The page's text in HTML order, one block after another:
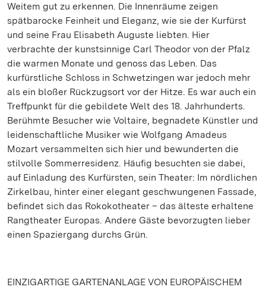
Weitem gut zu erkennen. Die Innenräume zeigen
spätbarocke Feinheit und Eleganz, wie sie der Kurfürst
und seine Frau Elisabeth Auguste liebten. Hier
verbrachte der kunstsinnige Carl Theodor von der Pfalz
die warmen Monate und genoss das Leben. Das
kurfürstliche Schloss in Schwetzingen war jedoch mehr
als ein bloßer Rückzugsort vor der Hitze. Es war auch ein
Treffpunkt für die gebildete Welt des 18. Jahrhunderts.
Berühmte Besucher wie Voltaire, begnadete Künstler und
leidenschaftliche Musiker wie Wolfgang Amadeus
Mozart versammelten sich hier und bewunderten die
stilvolle Sommerresidenz. Häufig besuchten sie dabei,
auf Einladung des Kurfürsten, sein Theater: Im nördlichen
Zirkelbau, hinter einer elegant geschwungenen Fassade,
befindet sich das Rokokotheater – das älteste erhaltene
Rangtheater Europas. Andere Gäste bevorzugten lieber
einen Spaziergang durchs Grün.
EINZIGARTIGE GARTENANLAGE VON EUROPÄISCHEM